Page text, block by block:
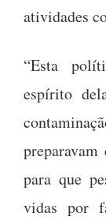
atividades
“Esta
espírito
para que
vidas por